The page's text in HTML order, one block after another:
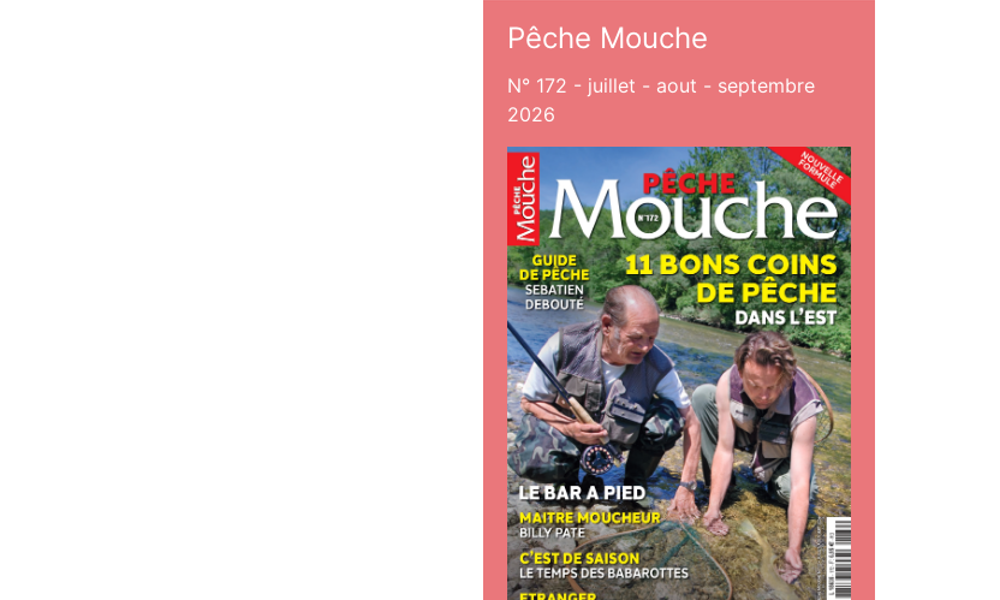
Pêche Mouche
N° 172 - juillet - aout - septembre
2026